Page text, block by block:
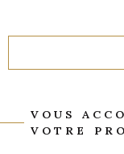
VOUS
VOTRE